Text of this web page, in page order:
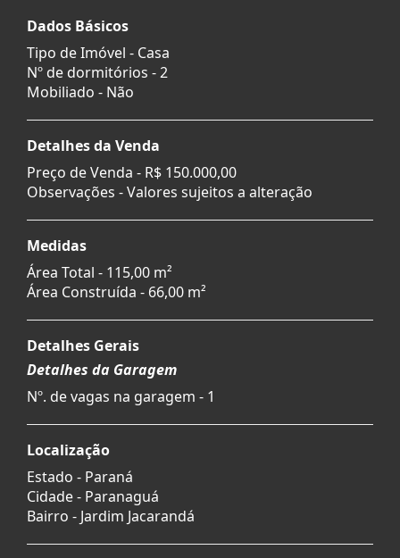
Dados Básicos
Tipo de Imóvel - Casa
Nº de dormitórios - 2
Mobiliado - Não
Detalhes da Venda
Preço de Venda - R$ 150.000,00
Observações - Valores sujeitos a alteração
Medidas
Área Total - 115,00 m²
Área Construída - 66,00 m²
Detalhes Gerais
Detalhes da Garagem
Nº. de vagas na garagem - 1
Localização
Estado - Paraná
Cidade - Paranaguá
Bairro - Jardim Jacarandá